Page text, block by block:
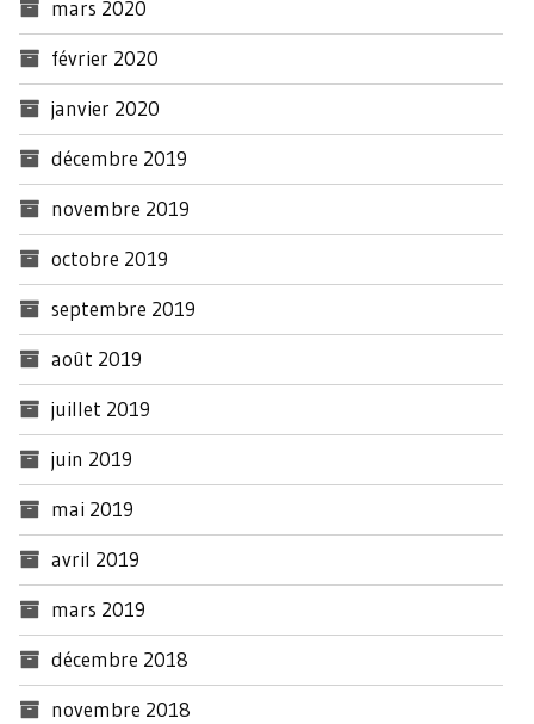
mars 2020
février 2020
janvier 2020
décembre 2019
novembre 2019
octobre 2019
septembre 2019
août 2019
juillet 2019
juin 2019
mai 2019
avril 2019
mars 2019
décembre 2018
novembre 2018